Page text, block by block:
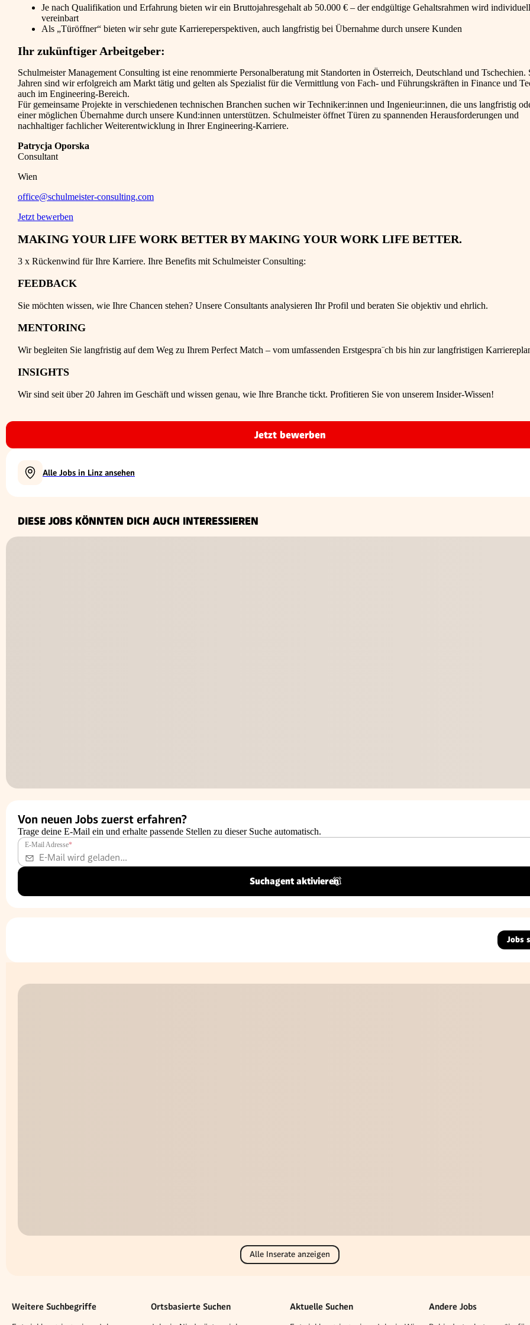
Je nach Qualifikation und Erfahrung bieten wir ein Bruttojahresgehalt ab 50.000 € – der endgültige Gehaltsrahmen wird individuell
vereinbart
Als „Türöffner“ bieten wir sehr gute Karriereperspektiven, auch langfristig bei Übernahme durch unsere Kunden
Ihr zukünftiger Arbeitgeber:
Schulmeister Management Consulting ist eine renommierte Personalberatung mit Standorten in Österreich, Deutschland und Tschechien.
Jahren sind wir erfolgreich am Markt tätig und gelten als Spezialist für die Vermittlung von Fach- und Führungskräften in Finance und
auch im Engineering-Bereich.
Für gemeinsame Projekte in verschiedenen technischen Branchen suchen wir Techniker:innen und Ingenieur:innen, die uns langfristig
einer möglichen Übernahme durch unsere Kund:innen unterstützen. Schulmeister öffnet Türen zu spannenden Herausforderungen und
nachhaltiger fachlicher Weiterentwicklung in Ihrer Engineering-Karriere.
Patrycja Oporska
Consultant
Wien
office@schulmeister-consulting.com
Jetzt bewerben
MAKING YOUR LIFE WORK BETTER BY MAKING YOUR WORK LIFE BETTER.
3 x Rückenwind für Ihre Karriere. Ihre Benefits mit Schulmeister Consulting:
FEEDBACK
Sie möchten wissen, wie Ihre Chancen stehen? Unsere Consultants analysieren Ihr Profil und beraten Sie objektiv und ehrlich.
MENTORING
Wir begleiten Sie langfristig auf dem Weg zu Ihrem Perfect Match – vom umfassenden Erstgespra¨ch bis hin zur langfristigen
INSIGHTS
Wir sind seit über 20 Jahren im Geschäft und wissen genau, wie Ihre Branche tickt. Profitieren Sie von unserem Insider-Wissen!
Jetzt bewerben
Alle Jobs in Linz ansehen
DIESE JOBS KÖNNTEN DICH AUCH INTERESSIEREN
Von neuen Jobs zuerst erfahren?
Trage deine E-Mail ein und erhalte passende Stellen zu dieser Suche automatisch.
E-Mail Adresse*
Suchagent aktivieren
Jobs
Alle Inserate anzeigen
Weitere Suchbegriffe Ortsbasierte Suchen Aktuelle Suchen Andere Jobs